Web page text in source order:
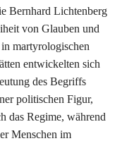
Bernhard Lichtenberg
von Glauben und
martyrologischen
entwickelten sich
des Begriffs
politischen Figur,
das Regime, während
Menschen im